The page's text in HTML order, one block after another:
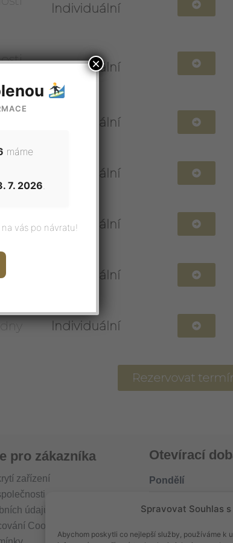
Spravovat Souhlas
Abychom poskytli co nejlepší služby, používáme k
Individuální
Individuální
Individuální
Individuální
Individuální
Individuální
Individuální
Rezervovat
pro zákazníka
zařízení
údajů (GDPR)
Cookies
Otevírací
Pondělí
máme
7. 2026.
vás po návratu!
×